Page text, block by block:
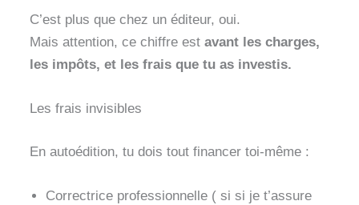
C’est plus que chez un éditeur, oui.
Mais attention, ce chiffre est avant les charges,
les impôts, et les frais que tu as investis.
Les frais invisibles
En autoédition, tu dois tout financer toi-même :
Correctrice professionnelle ( si si je t’assure